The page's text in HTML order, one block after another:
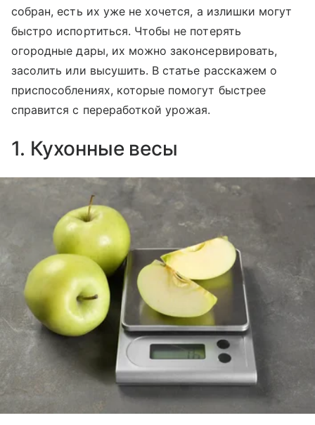
собран, есть их уже не хочется, а излишки могут
быстро испортиться. Чтобы не потерять
огородные дары, их можно законсервировать,
засолить или высушить. В статье расскажем о
приспособлениях, которые помогут быстрее
справится с переработкой урожая.
1. Кухонные весы